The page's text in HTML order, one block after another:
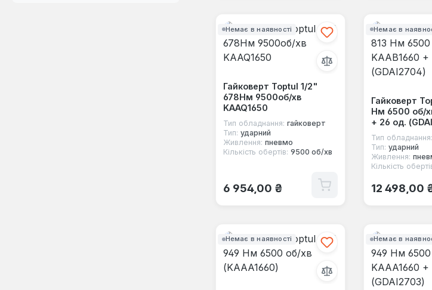
Немає в наявності
Гайковерт Toptul 1/2"
678Нм 9500об/хв
KAAQ1650
Тип обладнання: гайковерт
Тип: ударний
Живлення: пневмо
Кількість обертів: 9500 об/хв
Звичайна ціна:
6 954,00 ₴
Немає в
Гайковерт
Нм 6500 об/
+ 26 од.
Тип обладнання:
Тип: ударний
Живлення:
Кількість
Звичайна
12 498,00
Немає в наявності Немає в